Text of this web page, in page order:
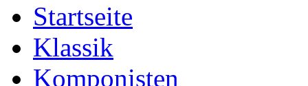
Startseite
Klassik
Komponisten